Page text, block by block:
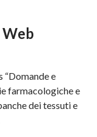
Web
“Domande e
farmacologiche e
dei tessuti e